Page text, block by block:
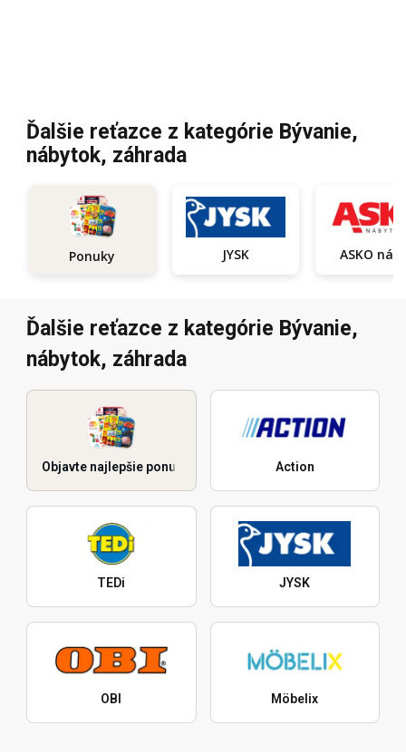
Ďalšie reťazce z kategórie Bývanie,
nábytok, záhrada
Ponuky JYSK
Ďalšie reťazce z kategórie Bývanie,
nábytok, záhrada
Objavte najlepšie ponuky Action
TEDi JYSK
OBI Möbelix